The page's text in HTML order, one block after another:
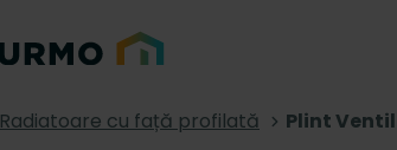
Radiatoare cu față profilată Plint